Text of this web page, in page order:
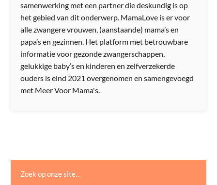
samenwerking met een partner die deskundig is op
het gebied van dit onderwerp. MamaLove is er voor
alle zwangere vrouwen, (aanstaande) mama’s en
papa’s en gezinnen. Het platform met betrouwbare
informatie voor gezonde zwangerschappen,
gelukkige baby’s en kinderen en zelfverzekerde
ouders is eind 2021 overgenomen en samengevoegd
met Meer Voor Mama's.
Zoek op onze site…